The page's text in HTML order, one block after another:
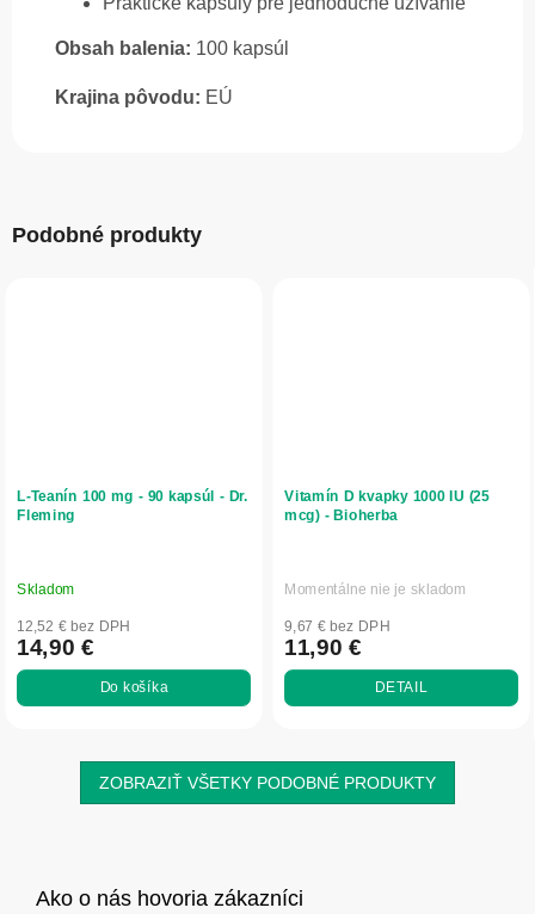
Obsah balenia: 100 kapsúl
Krajina pôvodu: EÚ
Podobné produkty
L-Teanín 100 mg - 90 kapsúl - Dr.
Fleming
Skladom
12,52 € bez DPH
14,90 €
Do košíka
Vitamín D kvapky 1000 IU (25
mcg) - Bioherba
Momentálne nie je skladom
9,67 € bez DPH
11,90 €
DETAIL
ZOBRAZIŤ VŠETKY PODOBNÉ PRODUKTY